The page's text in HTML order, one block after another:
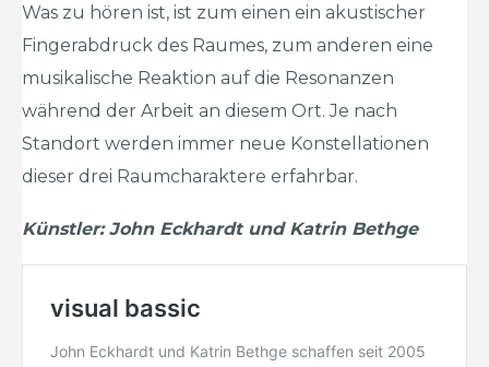
Was zu hören ist, ist zum einen ein akustischer
Fingerabdruck des Raumes, zum anderen eine
musikalische Reaktion auf die Resonanzen
während der Arbeit an diesem Ort. Je nach
Standort werden immer neue Konstellationen
dieser drei Raumcharaktere erfahrbar.
Künstler: John Eckhardt und Katrin Bethge